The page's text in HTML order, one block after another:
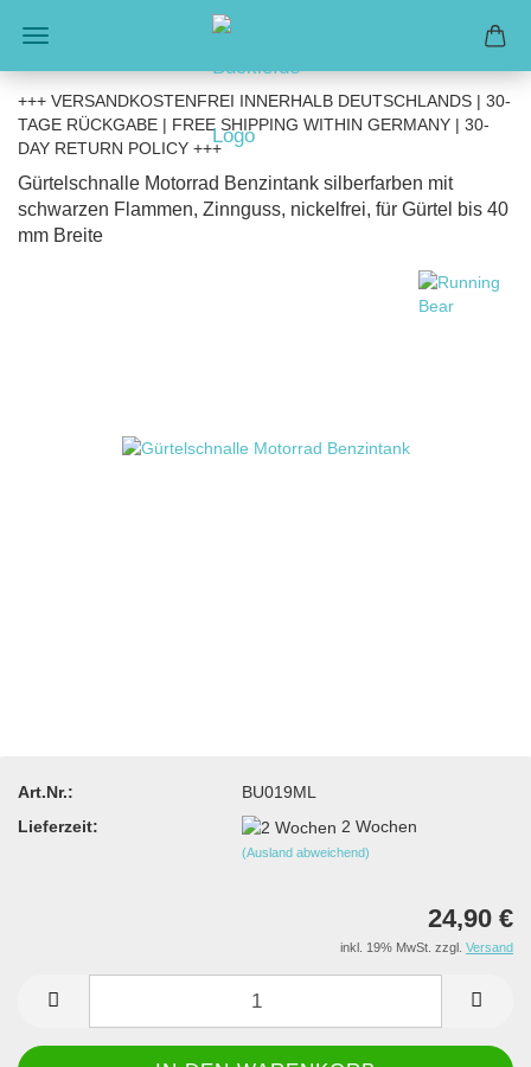
+++ VERSANDKOSTENFREI INNERHALB DEUTSCHLANDS | 30-
TAGE RÜCKGABE | FREE SHIPPING WITHIN GERMANY | 30-
DAY RETURN POLICY +++
Gürtelschnalle Motorrad Benzintank silberfarben mit
schwarzen Flammen, Zinnguss, nickelfrei, für Gürtel bis 40
mm Breite
Art.Nr.:
BU019ML
Lieferzeit:
2 Wochen
(Ausland abweichend)
24,90 €
inkl. 19% MwSt. zzgl. Versand